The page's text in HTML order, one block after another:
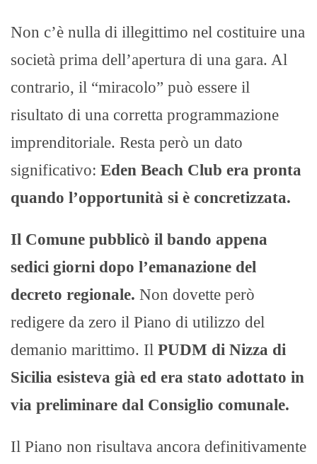
Non c’è nulla di illegittimo nel costituire una
società prima dell’apertura di una gara. Al
contrario, il “miracolo” può essere il
risultato di una corretta programmazione
imprenditoriale. Resta però un dato
significativo: Eden Beach Club era pronta
quando l’opportunità si è concretizzata.
Il Comune pubblicò il bando appena
sedici giorni dopo l’emanazione del
decreto regionale. Non dovette però
redigere da zero il Piano di utilizzo del
demanio marittimo. Il PUDM di Nizza di
Sicilia esisteva già ed era stato adottato in
via preliminare dal Consiglio comunale.
Il Piano non risultava ancora definitivamente